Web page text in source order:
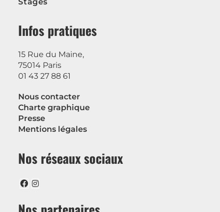
Infos pratiques
15 Rue du Maine,
75014 Paris
01 43 27 88 61
Nous contacter
Charte graphique
Presse
Mentions légales
Nos réseaux sociaux